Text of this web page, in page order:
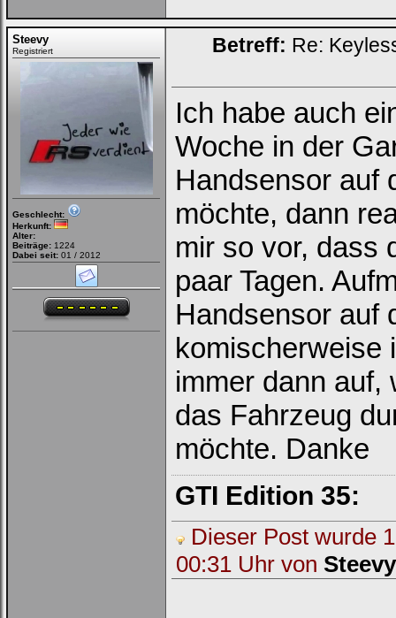
Steevy
Registriert
Geschlecht:
Herkunft:
Alter:
Beiträge: 1224
Dabei seit: 01 / 2012
Betreff: Re:
Ich habe auch
Woche in der
Handsensor auf
möchte, dann
mir so vor, dass
paar Tagen.
Handsensor auf
komischerweise
immer dann auf,
das Fahrzeug
möchte. Danke
GTI Edition 35:
Dieser Post wurde
00:31 Uhr von Steevy